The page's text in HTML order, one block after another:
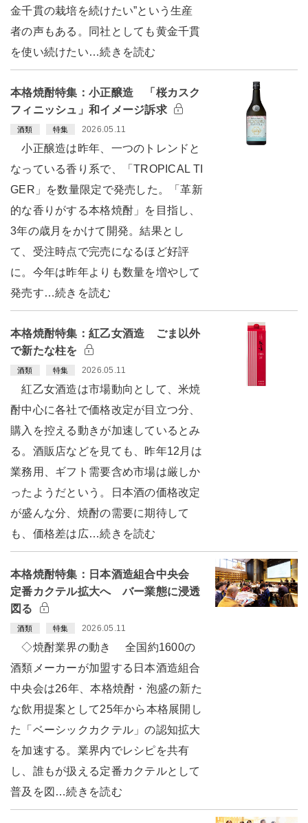
金千貫の栽培を続けたい”という生産
者の声もある。同社としても黄金千貫
を使い続けたい…続きを読む
本格焼酎特集：小正醸造 「桜カスク
フィニッシュ」和イメージ訴求
酒類 特集 2026.05.11
小正醸造は昨年、一つのトレンドと
なっている香り系で、「TROPICAL TI
GER」を数量限定で発売した。「革新
的な香りがする本格焼酎」を目指し、
3年の歳月をかけて開発。結果とし
て、受注時点で完売になるほど好評
に。今年は昨年よりも数量を増やして
発売す…続きを読む
本格焼酎特集：紅乙女酒造 ごま以外
で新たな柱を
酒類 特集 2026.05.11
紅乙女酒造は市場動向として、米焼
酎中心に各社で価格改定が目立つ分、
購入を控える動きが加速しているとみ
る。酒販店などを見ても、昨年12月は
業務用、ギフト需要含め市場は厳しか
ったようだという。日本酒の価格改定
が盛んな分、焼酎の需要に期待して
も、価格差は広…続きを読む
本格焼酎特集：日本酒造組合中央会
定番カクテル拡大へ バー業態に浸透
図る
酒類 特集 2026.05.11
◇焼酎業界の動き 全国約1600の
酒類メーカーが加盟する日本酒造組合
中央会は26年、本格焼酎・泡盛の新た
な飲用提案として25年から本格展開し
た「ベーシックカクテル」の認知拡大
を加速する。業界内でレシピを共有
し、誰もが扱える定番カクテルとして
普及を図…続きを読む